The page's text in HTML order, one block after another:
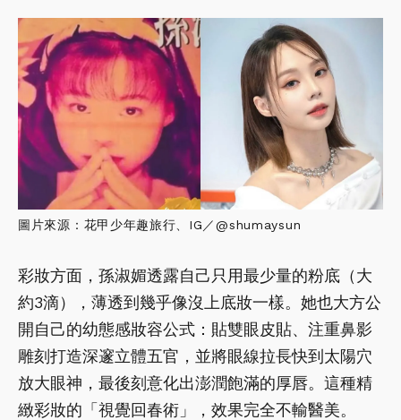
圖片來源：花甲少年趣旅行、IG／@shumaysun
彩妝方面，孫淑媚透露自己只用最少量的粉底（大
約3滴），薄透到幾乎像沒上底妝一樣。她也大方公
開自己的幼態感妝容公式：貼雙眼皮貼、注重鼻影
雕刻打造深邃立體五官，並將眼線拉長快到太陽穴
放大眼神，最後刻意化出澎潤飽滿的厚唇。這種精
緻彩妝的「視覺回春術」，效果完全不輸醫美。